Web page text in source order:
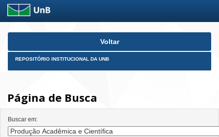
Skip
Voltar
REPOSITÓRIO INSTITUCIONAL DA UNB
Página de Busca
Buscar em: